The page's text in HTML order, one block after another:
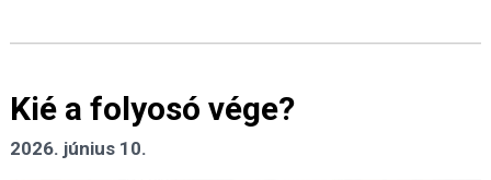
Kié a folyosó vége?
2026. június 10.